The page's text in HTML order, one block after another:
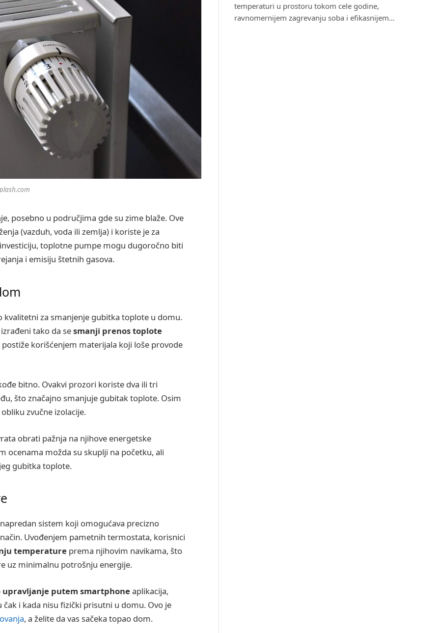
posebno u područjima gde su zime blaže. Ove
(vazduh, voda ili zemlja) i koriste je za
toplotne pumpe mogu dugoročno biti
i emisiju štetnih gasova.
za smanjenje gubitka toplote u domu.
tako da sesmanji prenos toplote
korišćenjem materijala koji loše provode
bitno. Ovakvi prozori koriste dva ili tri
što značajno smanjuje gubitak toplote. Osim
zvučne izolacije.
obrati pažnja na njihove energetske
ocenama možda su skuplji na početku, ali
gubitka toplote.
sistem koji omogućava precizno
Uvođenjem pametnih termostata, korisnici
temperature prema njihovim navikama, što
uz minimalnu potrošnju energije.
putem smartphone aplikacija,
i kada nisu fizički prisutni u domu. Ovo je
, a želite da vas sačeka topao dom.
temperaturi u prostoru tokom cele godine,
ravnomernijem zagrevanju soba i efikasnijem…